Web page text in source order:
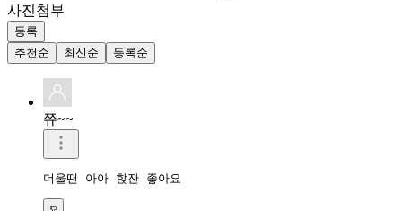
사진첨부
등록
추천순
최신순 등록순
쮸~~
더울땐 아아 핝잔 좋아요